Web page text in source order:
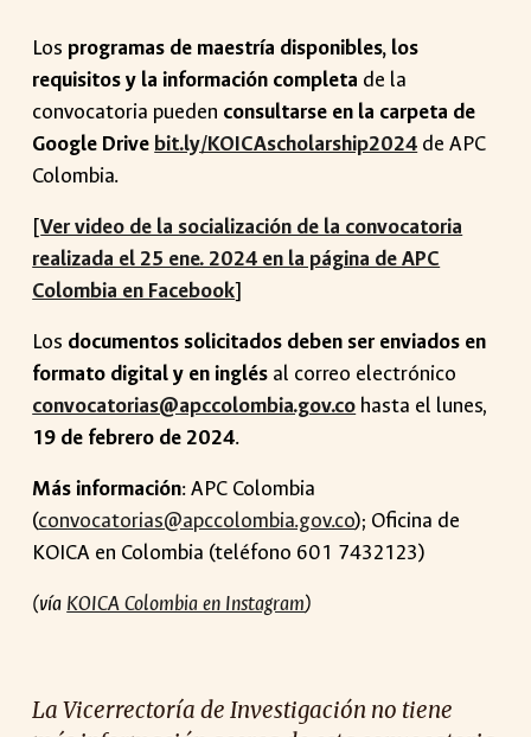
Los programas de maestría disponibles, los
requisitos y la información completa de la
convocatoria pueden consultarse en la carpeta de
Google Drive bit.ly/KOICAscholarship2024 de APC
Colombia.
[Ver video de la socialización de la convocatoria
realizada el 25 ene. 2024 en la página de APC
Colombia en Facebook]
Los documentos solicitados deben ser enviados en
formato digital y en inglés al correo electrónico
convocatorias@apccolombia.gov.co hasta el lunes,
19 de febrero de 2024.
Más información: APC Colombia
(convocatorias@apccolombia.gov.co); Oficina de
KOICA en Colombia (teléfono 601 7432123)
(vía KOICA Colombia en Instagram)
La Vicerrectoría de Investigación no tiene